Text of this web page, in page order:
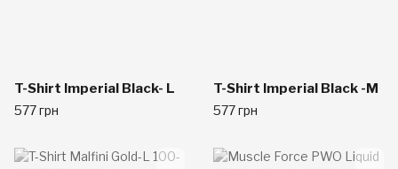
T-Shirt Imperial Black- L
577 грн
T-Shirt Imperial Black -M
577 грн